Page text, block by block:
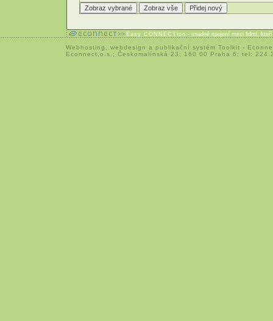
Easy CONNECTion - snadné spojení mezi lidmi,
Webhosting webdesign a publikační systém Toolkit -
Econnect,o.s.; Českomalínská 23; 160 00 Praha 6; tel: 224